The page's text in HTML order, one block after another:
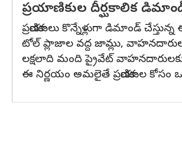
ప్రయాణికుల దీర్ఘకాలిక
ప్రయాణికులు కొన్నేళ్లుగా డిమాండ్
టోల్ ప్లాజాల వద్ద జామ్లు,
లక్షలాది మంది ప్రైవేట్ వాహనదారులకు
ఈ నిర్ణయం అమలైతే ప్రయాణికుల